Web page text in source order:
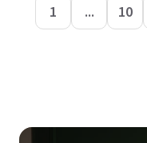
1 ... 10